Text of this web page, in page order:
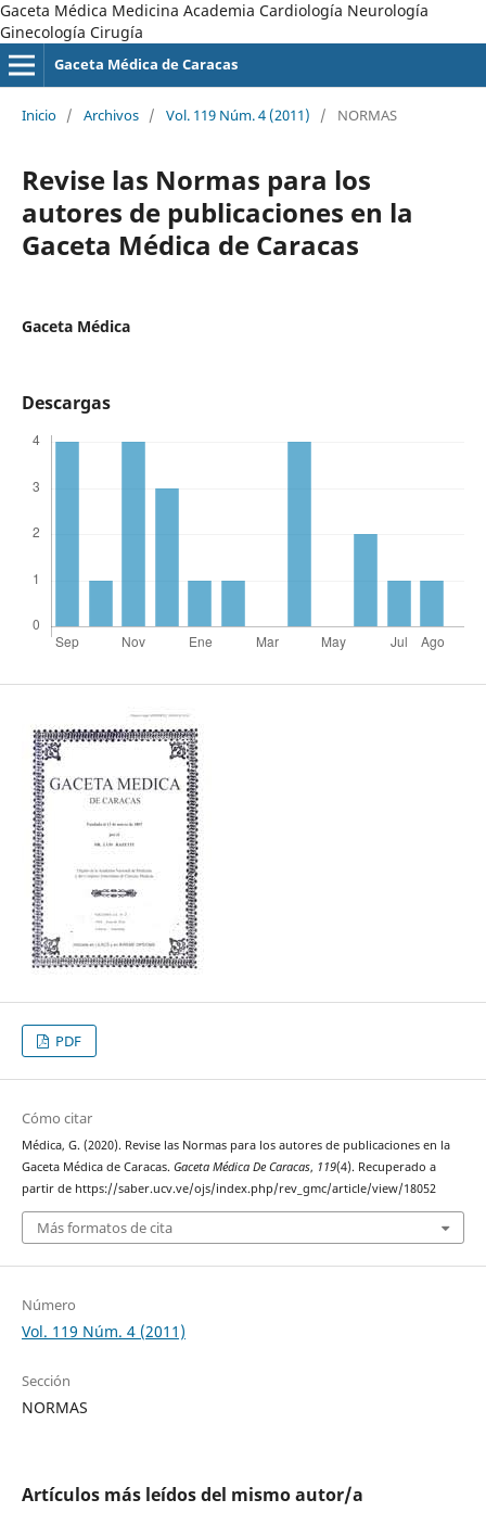
Gaceta Médica Medicina Academia Cardiología Neurología
Ginecología Cirugía
Gaceta Médica de Caracas
Inicio / Archivos / Vol. 119 Núm. 4 (2011) / NORMAS
Revise las Normas para los
autores de publicaciones en la
Gaceta Médica de Caracas
Gaceta Médica
Descargas
PDF
Cómo citar
Médica, G. (2020). Revise las Normas para los autores de publicaciones en la
Gaceta Médica de Caracas. Gaceta Médica De Caracas, 119(4). Recuperado a
partir de https://saber.ucv.ve/ojs/index.php/rev_gmc/article/view/18052
Más formatos de cita
Número
Vol. 119 Núm. 4 (2011)
Sección
NORMAS
Artículos más leídos del mismo autor/a